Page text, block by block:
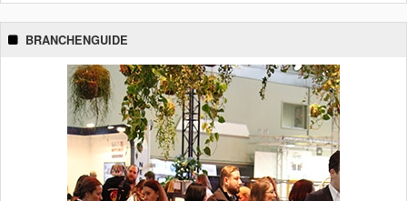
BRANCHENGUIDE